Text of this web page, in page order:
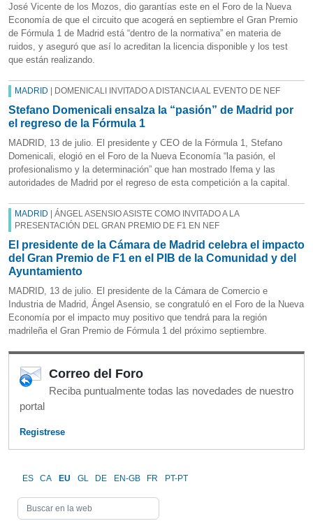
José Vicente de los Mozos, dio garantías este en el Foro de la Nueva
Economía de que el circuito que acogerá en septiembre el Gran Premio
de Fórmula 1 de Madrid está “dentro de la normativa” en materia de
ruidos, y aseguró que así lo acreditan la licencia disponible y los test
que están realizando.
MADRID | DOMENICALI INVITADO A DISTANCIA AL EVENTO DE NEF
Stefano Domenicali ensalza la “pasión” de Madrid por
el regreso de la Fórmula 1
MADRID, 13 de julio. El presidente y CEO de la Fórmula 1, Stefano
Domenicali, elogió en el Foro de la Nueva Economía “la pasión, el
profesionalismo y la determinación” que han mostrado Ifema y las
autoridades de Madrid por el regreso de esta competición a la capital.
MADRID | ÁNGEL ASENSIO ASISTE COMO INVITADO A LA
PRESENTACIÓN DEL GRAN PREMIO DE F1 EN NEF
El presidente de la Cámara de Madrid celebra el impacto
del Gran Premio de F1 en el PIB de la Comunidad y del
Ayuntamiento
MADRID, 13 de julio. El presidente de la Cámara de Comercio e
Industria de Madrid, Ángel Asensio, se congratuló en el Foro de la Nueva
Economía por el impacto muy positivo que tendrá para la región
madrileña el Gran Premio de Fórmula 1 del próximo septiembre.
Correo del Foro
Reciba puntualmente todas las novedades de nuestro
portal
Registrese
ES CA EU GL DE EN-GB FR PT-PT